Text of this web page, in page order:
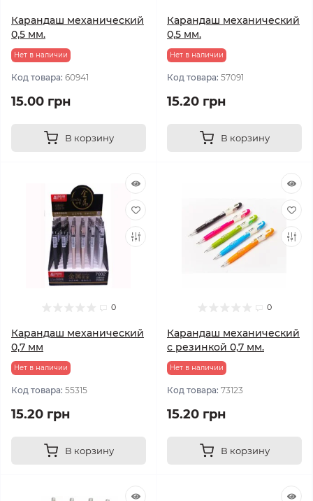
Карандаш механический
0,5 мм.
Нет в наличии
Код товара: 60941
15.00 грн
В корзину
Карандаш механический
0,5 мм.
Нет в наличии
Код товара: 57091
15.20 грн
В корзину
0
Карандаш механический
0,7 мм
Нет в наличии
Код товара: 55315
15.20 грн
В корзину
0
Карандаш механический
с резинкой 0,7 мм.
Нет в наличии
Код товара: 73123
15.20 грн
В корзину